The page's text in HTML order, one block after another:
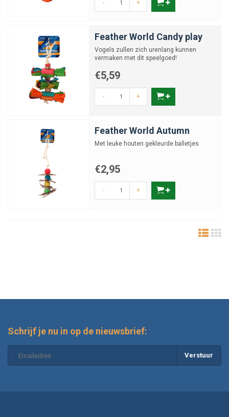
- +
Feather World Candy play
Vogels zullen zich urenlang kunnen
vermaken met dit speelgoed!
€5,59
- +
Feather World Autumn
Met leuke houten gekleurde balletjes
€2,95
- +
Schrijf je nu in op de nieuwsbrief:
Verstuur